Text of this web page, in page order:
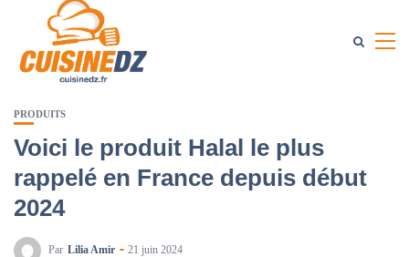
PRODUITS
Voici le produit Halal le plus
rappelé en France depuis début
2024
Par Lilia Amir 21 juin 2024